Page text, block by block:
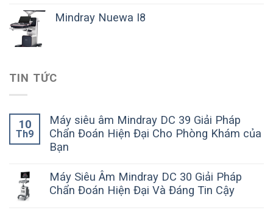
Mindray Nuewa I8
TIN TỨC
10
Th9
Máy siêu âm Mindray DC 39 Giải Pháp
Chẩn Đoán Hiện Đại Cho Phòng Khám của
Bạn
Máy Siêu Âm Mindray DC 30 Giải Pháp
Chẩn Đoán Hiện Đại Và Đáng Tin Cậy